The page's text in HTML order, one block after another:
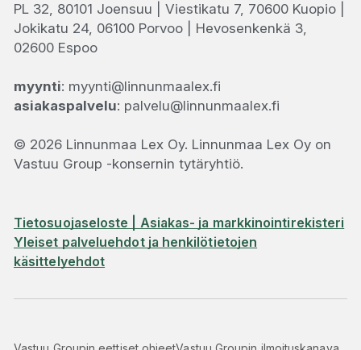
PL 32, 80101 Joensuu | Viestikatu 7, 70600 Kuopio |
Jokikatu 24, 06100 Porvoo | Hevosenkenkä 3,
02600 Espoo
myynti: myynti@linnunmaalex.fi
asiakaspalvelu: palvelu@linnunmaalex.fi
© 2026 Linnunmaa Lex Oy. Linnunmaa Lex Oy on
Vastuu Group -konsernin tytäryhtiö.
Tietosuojaseloste | Asiakas- ja markkinointirekisteri
Yleiset palveluehdot ja henkilötietojen
käsittelyehdot